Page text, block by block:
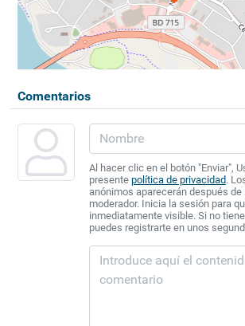
Comentarios
Al hacer clic en el botón "Enviar",
presente política de privacidad.
anónimos aparecerán después de
moderador. Inicia la sesión para
inmediatamente visible. Si no
puedes registrarte en unos